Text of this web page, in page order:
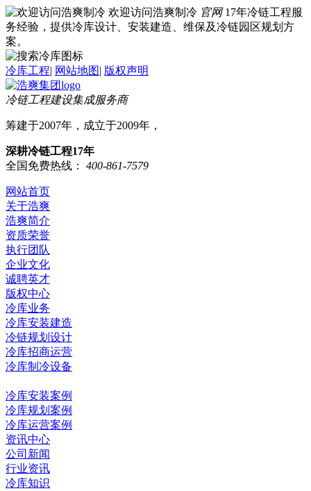
欢迎访问浩爽制冷 官网 17年冷链工程服
务经验，提供冷库设计、安装建造、维保及冷链园区规划方
案。
冷库工程| 网站地图| 版权声明
冷链工程建设集成服务商
筹建于2007年，成立于2009年，
深耕冷链工程17年
全国免费热线：
400-861-7579
网站首页
关于浩爽
浩爽简介
资质荣誉
执行团队
企业文化
诚聘英才
版权中心
冷库业务
冷库安装建造
冷链规划设计
冷库招商运营
冷库制冷设备
冷库安装案例
冷库规划案例
冷库运营案例
资讯中心
公司新闻
行业资讯
冷库知识